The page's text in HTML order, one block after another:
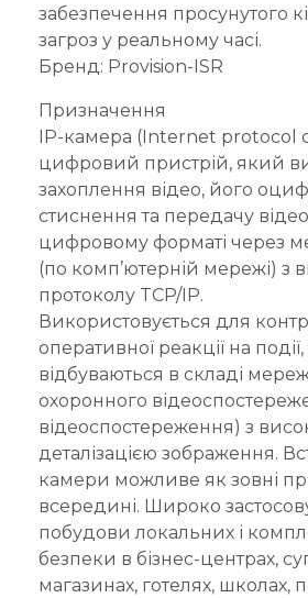
забезпечення просунутого
загроз у реальному часі.
Бренд: Provision-ISR
Призначення
IP-камера (Internet protocol
цифровий пристрій, який
захоплення відео, його
стиснення та передачу
цифровому форматі через
(по комп’ютерній мережі) з
протоколу TCP/IP.
Використовується для
оперативної реакції на
відбуваються в складі
охоронного
відеоспостереження) з
деталізацією зображення.
камери можливе як зовні
всередині. Широко
побудови локальних і
безпеки в бізнес-центрах,
магазинах, готелях, школах,